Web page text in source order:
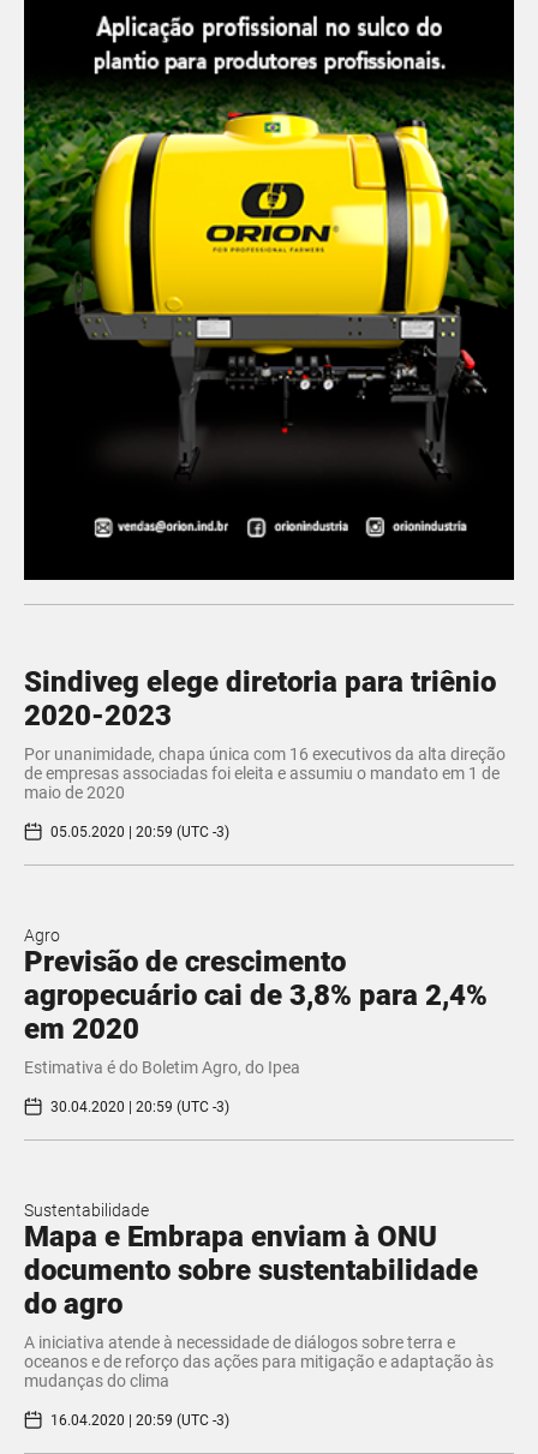
Sindiveg elege diretoria para triênio
2020-2023
Por unanimidade, chapa única com 16 executivos da alta direção
de empresas associadas foi eleita e assumiu o mandato em 1 de
maio de 2020
05.05.2020 | 20:59 (UTC -3)
Agro
Previsão de crescimento
agropecuário cai de 3,8% para 2,4%
em 2020
Estimativa é do Boletim Agro, do Ipea
30.04.2020 | 20:59 (UTC -3)
Sustentabilidade
Mapa e Embrapa enviam à ONU
documento sobre sustentabilidade
do agro
A iniciativa atende à necessidade de diálogos sobre terra e
oceanos e de reforço das ações para mitigação e adaptação às
mudanças do clima
16.04.2020 | 20:59 (UTC -3)